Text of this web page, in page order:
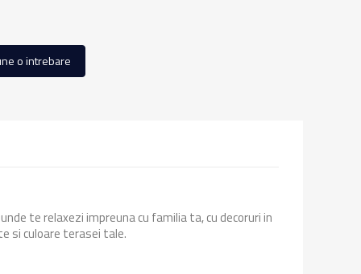
o intrebare
te relaxezi impreuna cu familia ta, cu decoruri in
si culoare terasei tale.